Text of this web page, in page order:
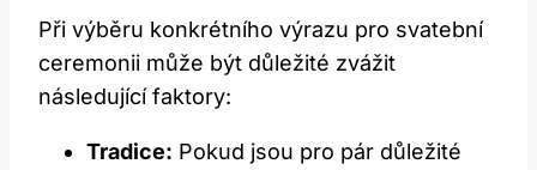
Při výběru konkrétního výrazu pro svatební
ceremonii může být důležité zvážit
následující faktory:
Tradice: Pokud jsou pro pár důležité